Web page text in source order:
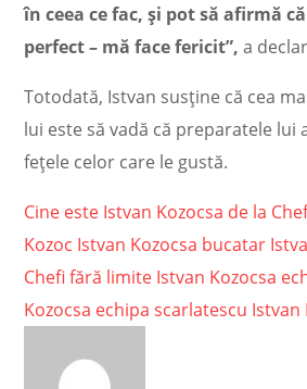
în ceea ce fac, și pot să afirmă
perfect – mă face fericit”, a
Totodată, Istvan susține că cea
lui este să vadă că preparatele lui
fețele celor care le gustă.
Cine este Istvan Kozocsa de la
Kozoc Istvan Kozocsa bucatar
Chefi fără limite Istvan Kozocsa
Kozocsa echipa scarlatescu Istvan